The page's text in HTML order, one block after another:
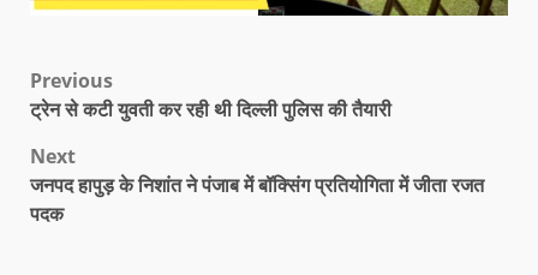
Previous
ट्रेन से कटी युवती कर रही थी दिल्ली पुलिस की तैयारी
Next
जनपद हापुड़ के निशांत ने पंजाब में बॉक्सिंग प्रतियोगिता में जीता रजत
पदक